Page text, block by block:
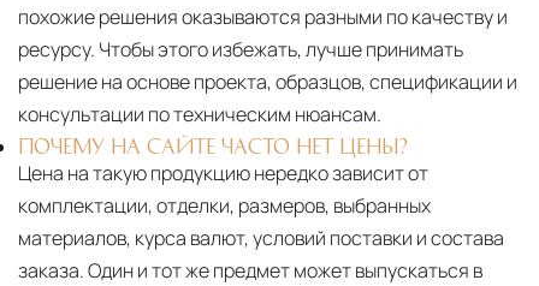
похожие решения оказываются разными по качеству и
ресурсу. Чтобы этого избежать, лучше принимать
решение на основе проекта, образцов, спецификации и
консультации по техническим нюансам.
ПОЧЕМУ НА САЙТЕ ЧАСТО НЕТ ЦЕНЫ?
Цена на такую продукцию нередко зависит от
комплектации, отделки, размеров, выбранных
материалов, курса валют, условий поставки и состава
заказа. Один и тот же предмет может выпускаться в